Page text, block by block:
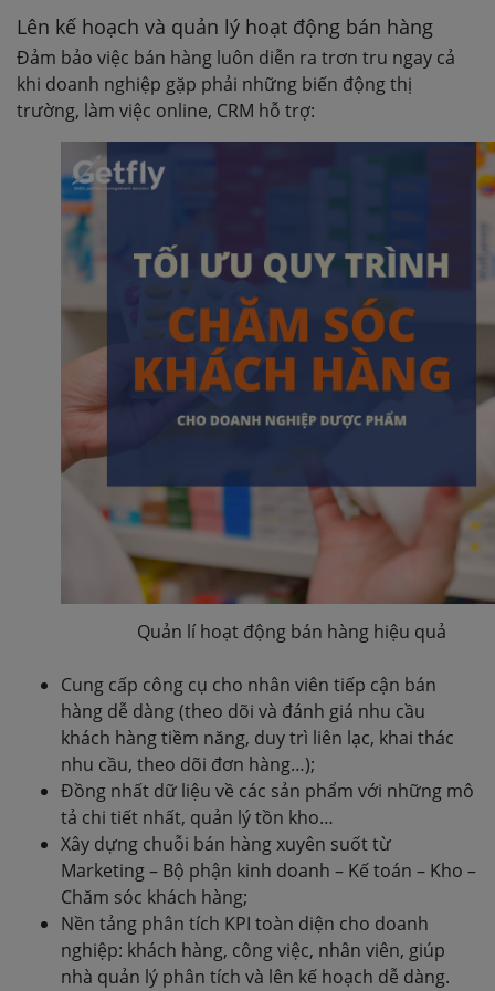
Lên kế hoạch và quản lý hoạt động bán hàng
Đảm bảo việc bán hàng luôn diễn ra trơn tru ngay cả
khi doanh nghiệp gặp phải những biến động thị
trường, làm việc online, CRM hỗ trợ:
Quản lí hoạt động bán hàng hiệu quả
Cung cấp công cụ cho nhân viên tiếp cận bán
hàng dễ dàng (theo dõi và đánh giá nhu cầu
khách hàng tiềm năng, duy trì liên lạc, khai thác
nhu cầu, theo dõi đơn hàng…);
Đồng nhất dữ liệu về các sản phẩm với những mô
tả chi tiết nhất, quản lý tồn kho…
Xây dựng chuỗi bán hàng xuyên suốt từ
Marketing – Bộ phận kinh doanh – Kế toán – Kho –
Chăm sóc khách hàng;
Nền tảng phân tích KPI toàn diện cho doanh
nghiệp: khách hàng, công việc, nhân viên, giúp
nhà quản lý phân tích và lên kế hoạch dễ dàng.